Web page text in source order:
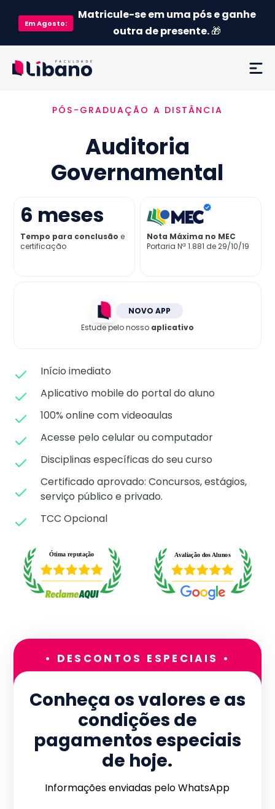
EmAgosto:
Matricule-se em uma pós e ganhe
outra de presente.🎁
Ementa
Como funciona
Credenciamento MEC
Preço
Já sou aluno
PÓS-GRADUAÇÃO A DISTÂNCIA
Auditoria
Governamental
6 meses
Tempo para conclusão e
certificação
Nota Máxima no MEC
Portaria Nª 1.881 de 29/10/19
NOVO APP
Estude pelo nosso aplicativo
Início imediato
Aplicativo mobile do portal do aluno
100% online com videoaulas
Acesse pelo celular ou computador
Disciplinas específicas do seu curso
Certificado aprovado: Concursos, estágios,
serviço público e privado.
TCC Opcional
• DESCONTOS ESPECIAIS •
Conheça os valores e as
condições de
pagamentos especiais
de hoje.
Informações enviadas pelo WhatsApp